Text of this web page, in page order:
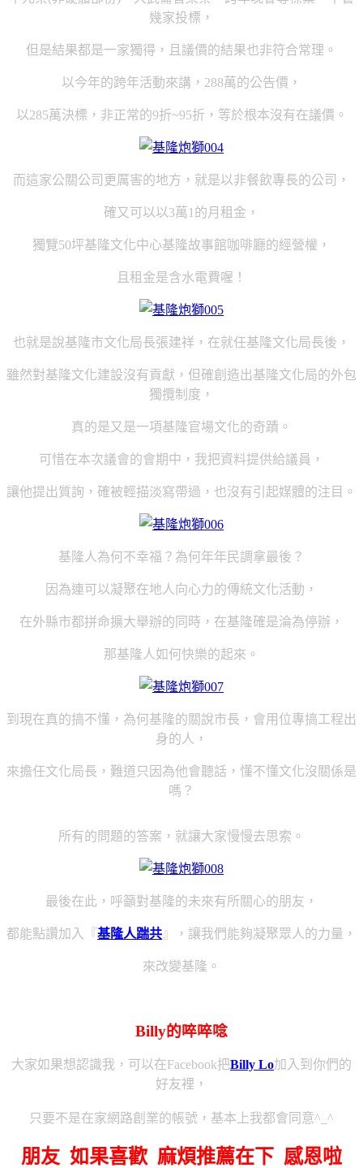
幾家投標，
但是結果都是一家獨得，且議價的結果也非符合常理。
以今年的跨年活動來講，288萬的公告價，
以285萬決標，非正常的9折~95折，等於根本沒有在議價。
而這家公關公司更厲害的地方，就是以非餐飲專長的公司，
確又可以以3萬1的月租金，
獨覽50坪基隆文化中心基隆故事館咖啡廳的經營權，
且租金是含水電費喔！
也就是說基隆市文化局長張建祥，在就任基隆文化局長後，
雖然對基隆文化建設沒有貢獻，但確創造出基隆文化局的外包
獨攬制度，
真的是又是一項基隆官場文化的奇蹟。
可惜在本次議會的會期中，我把資料提供給議員，
讓他提出質詢，確被輕描淡寫帶過，也沒有引起媒體的注目。
基隆人為何不幸福？為何年年民調拿最後？
因為連可以凝聚在地人向心力的傳統文化活動，
在外縣市都拼命擴大舉辦的同時，在基隆確是淪為停辦，
那基隆人如何快樂的起來。
到現在真的搞不懂，為何基隆的關說市長，會用位專搞工程出
身的人，
來擔任文化局長，難道只因為他會聽話，懂不懂文化沒關係是
嗎？
所有的問題的答案，就讓大家慢慢去思索。
最後在此，呼籲對基隆的未來有所關心的朋友，
都能點讚加入 『基隆人踹共 』，讓我們能夠凝聚眾人的力量，
來改變基隆。
Billy的啐啐唸
大家如果想認識我，可以在Facebook把Billy Lo加入到你們的
好友裡，
只要不是在家網路創業的帳號，基本上我都會同意^_^
朋友 如果喜歡 麻煩推薦在下 感恩啦